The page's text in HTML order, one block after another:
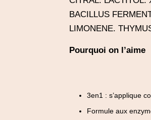
BACILLUS
LIMONENE.
Pourquoi on l’aime
3en1 : s’applique
Formule aux